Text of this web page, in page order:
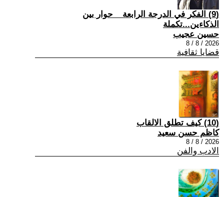
(9) الفكر في الدرجة الرابعة _ حوار بين
الذكاءين...تكملة
حسين عجيب
2026 / 8 / 8
قضايا ثقافية
(10) كيف تطلق الالقاب
كاظم حسن سعيد
2026 / 8 / 8
الادب والفن